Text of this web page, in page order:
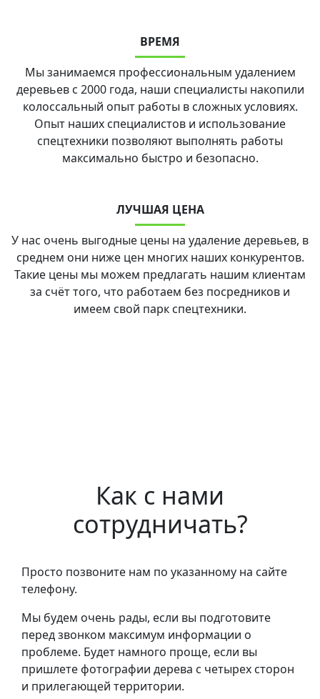
ВРЕМЯ
Мы занимаемся профессиональным удалением
деревьев с 2000 года, наши специалисты накопили
колоссальный опыт работы в сложных условиях.
Опыт наших специалистов и использование
спецтехники позволяют выполнять работы
максимально быстро и безопасно.
ЛУЧШАЯ ЦЕНА
У нас очень выгодные цены на удаление деревьев, в
среднем они ниже цен многих наших конкурентов.
Такие цены мы можем предлагать нашим клиентам
за счёт того, что работаем без посредников и
имеем свой парк спецтехники.
Как с нами
сотрудничать?
Просто позвоните нам по указанному на сайте
телефону.
Мы будем очень рады, если вы подготовите
перед звонком максимум информации о
проблеме. Будет намного проще, если вы
пришлете фотографии дерева с четырех сторон
и прилегающей территории.